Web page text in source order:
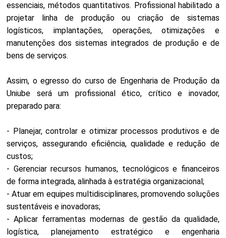
essenciais, métodos quantitativos. Profissional habilitado a
projetar linha de produção ou criação de sistemas
logísticos, implantações, operações, otimizações e
manutenções dos sistemas integrados de produção e de
bens de serviços.
Assim, o egresso do curso de Engenharia de Produção da
Uniube será um profissional ético, crítico e inovador,
preparado para:
- Planejar, controlar e otimizar processos produtivos e de
serviços, assegurando eficiência, qualidade e redução de
custos;
- Gerenciar recursos humanos, tecnológicos e financeiros
de forma integrada, alinhada à estratégia organizacional;
- Atuar em equipes multidisciplinares, promovendo soluções
sustentáveis e inovadoras;
- Aplicar ferramentas modernas de gestão da qualidade,
logística, planejamento estratégico e engenharia